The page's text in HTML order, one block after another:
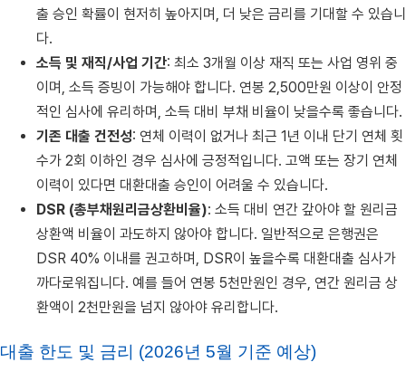
출 승인 확률이 현저히 높아지며, 더 낮은 금리를 기대할 수 있습니
다.
소득 및 재직/사업 기간: 최소 3개월 이상 재직 또는 사업 영위 중
이며, 소득 증빙이 가능해야 합니다. 연봉 2,500만원 이상이 안정
적인 심사에 유리하며, 소득 대비 부채 비율이 낮을수록 좋습니다.
기존 대출 건전성: 연체 이력이 없거나 최근 1년 이내 단기 연체 횟
수가 2회 이하인 경우 심사에 긍정적입니다. 고액 또는 장기 연체
이력이 있다면 대환대출 승인이 어려울 수 있습니다.
DSR (총부채원리금상환비율): 소득 대비 연간 갚아야 할 원리금
상환액 비율이 과도하지 않아야 합니다. 일반적으로 은행권은
DSR 40% 이내를 권고하며, DSR이 높을수록 대환대출 심사가
까다로워집니다. 예를 들어 연봉 5천만원인 경우, 연간 원리금 상
환액이 2천만원을 넘지 않아야 유리합니다.
대출 한도 및 금리 (2026년 5월 기준 예상)